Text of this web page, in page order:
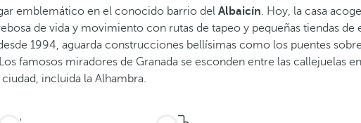
emblemático en el conocido barrio del Albaicín. Hoy, la casa
de vida y movimiento con rutas de tapeo y pequeñas tiendas de
1994, aguarda construcciones bellísimas como los puentes
famosos miradores de Granada se esconden entre las callejuelas
incluida la Alhambra.